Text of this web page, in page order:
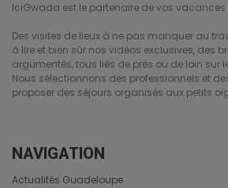
IciGwada est le partenaire de vos vacances
Des visites de lieux à ne pas manquer au
à lire et bien sûr nos vidéos exclusives, des
argumentés, tous liés de près ou de loin sur
Nous sélectionnons des professionnels et
proposer des séjours organisés aux petits
NAVIGATION
Actualités Guadeloupe